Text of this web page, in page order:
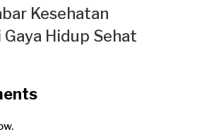
Kesehatan
Hidup Sehat